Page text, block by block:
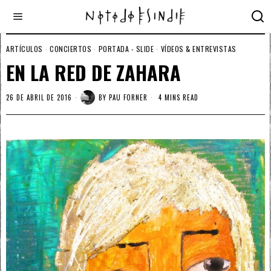
ARTÍCULOS · CONCIERTOS · PORTADA - SLIDE · VÍDEOS & ENTREVISTAS
EN LA RED DE ZAHARA
26 DE ABRIL DE 2016 BY PAU FORNER 4 MINS READ